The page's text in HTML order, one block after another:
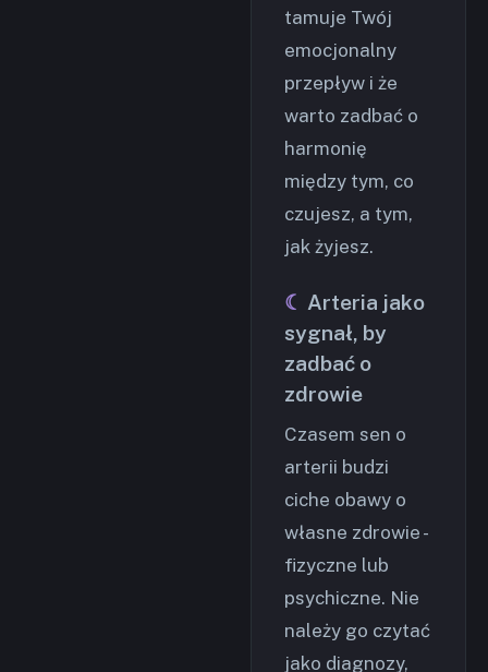
tamuje Twój
emocjonalny
przepływ i że
warto zadbać o
harmonię
między tym, co
czujesz, a tym,
jak żyjesz.
Arteria jako
sygnał, by
zadbać o
zdrowie
Czasem sen o
arterii budzi
ciche obawy o
własne zdrowie -
fizyczne lub
psychiczne. Nie
należy go czytać
jako diagnozy,